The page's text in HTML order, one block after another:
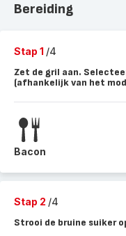
Bereiding
Stap 1 /4
Zet de gril aan.
(afhankelijk van het
Bacon
Stap 2 /4
Strooi de bruine suiker